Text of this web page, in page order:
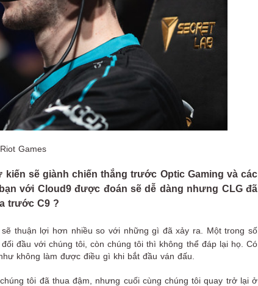
Games
sẽ giành chiến thắng trước Optic Gaming và các
với Cloud9 được đoán sẽ dễ dàng nhưng CLG đã
trước C9 ?
thuận lợi hơn nhiều so với những gì đã xảy ra. Một trong số
đầu với chúng tôi, còn chúng tôi thì không thể đáp lại họ. Có
không làm được điều gì khi bắt đầu ván đấu.
tôi đã thua đậm, nhưng cuối cùng chúng tôi quay trở lại ở